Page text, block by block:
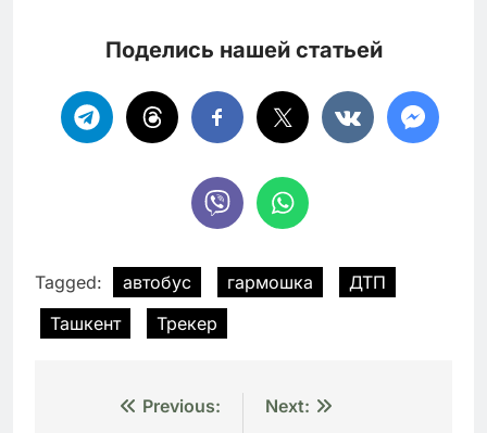
Поделись нашей статьей
Tagged: автобус гармошка
ДТП
Ташкент
Трекер
Навигация
Previous:
Next: